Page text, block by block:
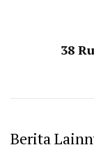
38
Berita